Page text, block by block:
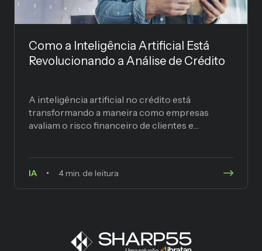
Como a Inteligência Artificial Está
Revolucionando a Análise de Crédito
A inteligência artificial no crédito está
transformando a maneira como empresas
avaliam o risco financeiro de clientes e
IA 4 min. de leitura